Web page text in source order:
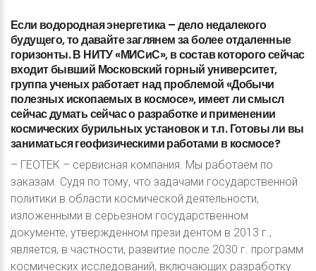
Если водороднаяэнергетика–дело недалекого
будущего,тодавайтезаглянемзаболееотдаленные
горизонты.В НИТУ«МИСиС»,всоставкоторогосейчас
входитбывший Московский горныйуниверситет,
группаученых работаетнадпроблемой «Добычи
полезных ископаемыхвкосмосе»,имеетлисмысл
сейчасдуматьсейчасоразработке иприменении
космическихбурильныхустановокит.п. Готовыли вы
заниматьсягеофизическимиработами вкосмосе?
– ГЕОТЕК – сервисная компания. Мы работаем по
заказам. Судя по тому, что задачами государственной
политики в области космической деятельности,
изложенными в серьезном государственном
документе, утвержденном прези дентом в 2013 г.,
является, в частности, развитие после 2030 г. программ
космических исследований, включающих разработку